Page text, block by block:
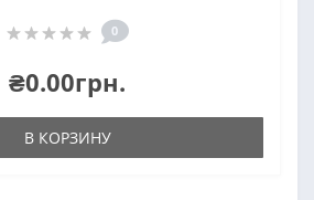
0
₴0.00грн.
В КОРЗИНУ